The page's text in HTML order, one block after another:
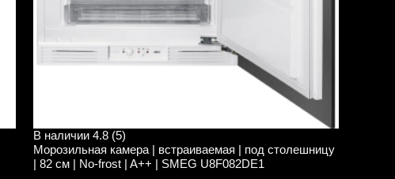
В наличии 4.8 (5)
Морозильная камера | встраиваемая | под столешницу
| 82 см | No-frost | A++ | SMEG U8F082DE1